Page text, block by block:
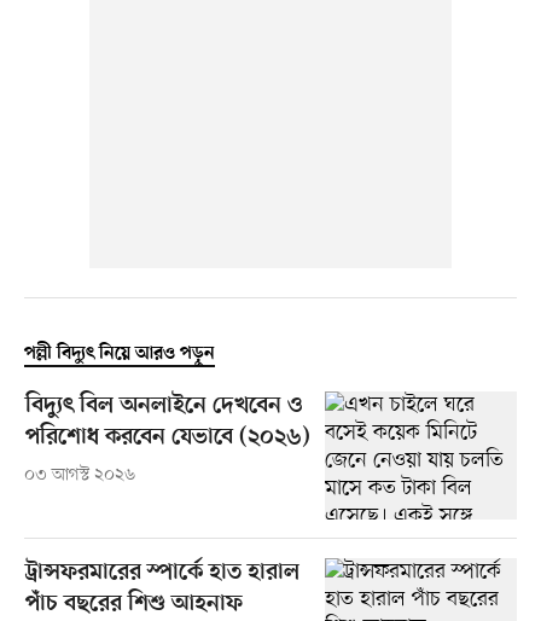
পল্লী বিদ্যুৎ নিয়ে আরও পড়ুন
বিদ্যুৎ বিল অনলাইনে দেখবেন ও
পরিশোধ করবেন যেভাবে (২০২৬)
০৩ আগস্ট ২০২৬
ট্রান্সফরমারের স্পার্কে হাত হারাল
পাঁচ বছরের শিশু আহনাফ